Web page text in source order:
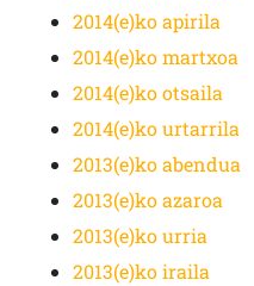
2014(e)ko apirila
2014(e)ko martxoa
2014(e)ko otsaila
2014(e)ko urtarrila
2013(e)ko abendua
2013(e)ko azaroa
2013(e)ko urria
2013(e)ko iraila